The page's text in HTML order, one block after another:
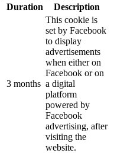
Duration Description
3 months
This cookie is
set by Facebook
to display
advertisements
when either on
Facebook or on
a digital
platform
powered by
Facebook
advertising, after
visiting the
website.